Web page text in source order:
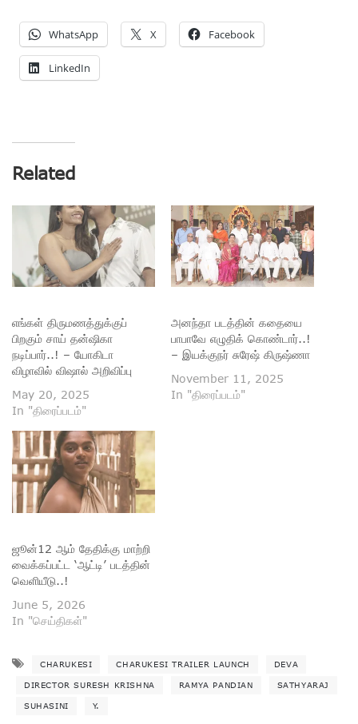
WhatsApp X Facebook
LinkedIn
Related
எங்கள் திருமணத்துக்குப்
பிறகும் சாய் தன்ஷிகா
நடிப்பார்..! – யோகிடா
விழாவில் விஷால் அறிவிப்பு
May 20, 2025
In "திரைப்படம்"
அனந்தா படத்தின் கதையை
பாபாவே எழுதிக் கொண்டார்..!
– இயக்குநர் சுரேஷ் கிருஷ்ணா
November 11, 2025
In "திரைப்படம்"
ஜூன்12 ஆம் தேதிக்கு மாற்றி
வைக்கப்பட்ட ‘ஆட்டி’ படத்தின்
வெளியீடு..!
June 5, 2026
In "செய்திகள்"
CHARUKESI CHARUKESI TRAILER LAUNCH DEVA
DIRECTOR SURESH KRISHNA RAMYA PANDIAN SATHYARAJ
SUHASINI Y.